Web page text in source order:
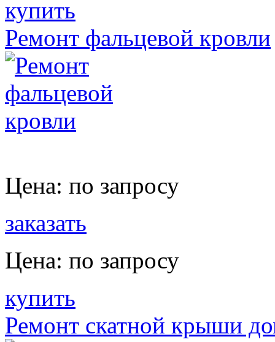
купить
Ремонт фальцевой кровли
Цена: по запросу
заказать
Цена: по запросу
купить
Ремонт скатной крыши